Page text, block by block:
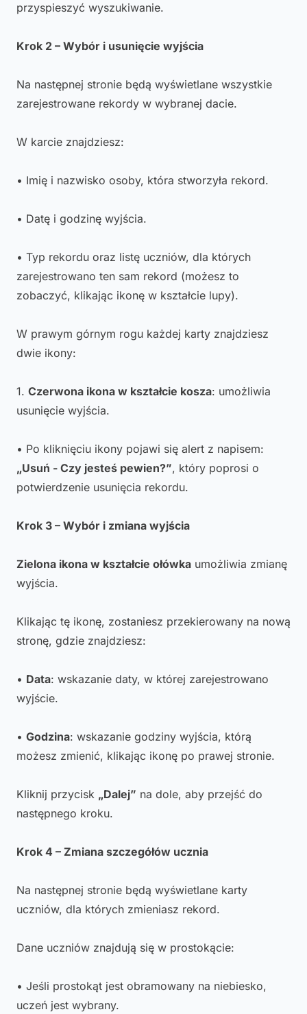
przyspieszyć wyszukiwanie.
Krok 2 – Wybór i usunięcie wyjścia
Na następnej stronie będą wyświetlane wszystkie
zarejestrowane rekordy w wybranej dacie.
W karcie znajdziesz:
• Imię i nazwisko osoby, która stworzyła rekord.
• Datę i godzinę wyjścia.
• Typ rekordu oraz listę uczniów, dla których
zarejestrowano ten sam rekord (możesz to
zobaczyć, klikając ikonę w kształcie lupy).
W prawym górnym rogu każdej karty znajdziesz
dwie ikony:
1. Czerwona ikona w kształcie kosza: umożliwia
usunięcie wyjścia.
• Po kliknięciu ikony pojawi się alert z napisem:
„Usuń - Czy jesteś pewien?”, który poprosi o
potwierdzenie usunięcia rekordu.
Krok 3 – Wybór i zmiana wyjścia
Zielona ikona w kształcie ołówka umożliwia zmianę
wyjścia.
Klikając tę ikonę, zostaniesz przekierowany na nową
stronę, gdzie znajdziesz:
• Data: wskazanie daty, w której zarejestrowano
wyjście.
• Godzina: wskazanie godziny wyjścia, którą
możesz zmienić, klikając ikonę po prawej stronie.
Kliknij przycisk „Dalej” na dole, aby przejść do
następnego kroku.
Krok 4 – Zmiana szczegółów ucznia
Na następnej stronie będą wyświetlane karty
uczniów, dla których zmieniasz rekord.
Dane uczniów znajdują się w prostokącie:
• Jeśli prostokąt jest obramowany na niebiesko,
uczeń jest wybrany.